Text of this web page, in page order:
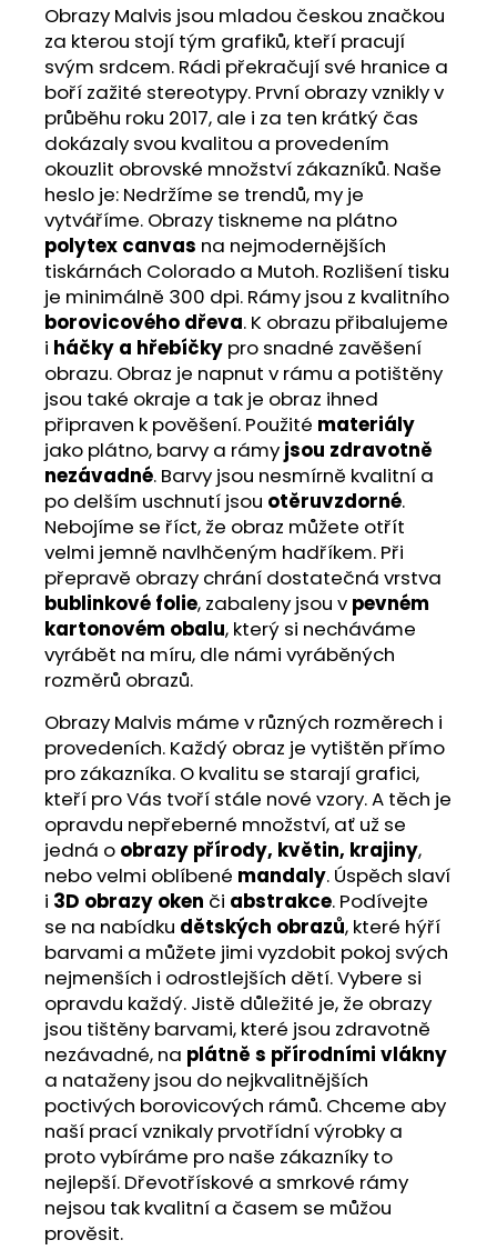
Obrazy Malvis jsou mladou českou značkou
za kterou stojí tým grafiků, kteří pracují
svým srdcem. Rádi překračují své hranice a
boří zažité stereotypy. První obrazy vznikly v
průběhu roku 2017, ale i za ten krátký čas
dokázaly svou kvalitou a provedením
okouzlit obrovské množství zákazníků. Naše
heslo je: Nedržíme se trendů, my je
vytváříme. Obrazy tiskneme na plátno
polytex canvas na nejmodernějších
tiskárnách Colorado a Mutoh. Rozlišení tisku
je minimálně 300 dpi. Rámy jsou z kvalitního
borovicového dřeva. K obrazu přibalujeme
i háčky a hřebíčky pro snadné zavěšení
obrazu. Obraz je napnut v rámu a potištěny
jsou také okraje a tak je obraz ihned
připraven k pověšení. Použité materiály
jako plátno, barvy a rámy jsou zdravotně
nezávadné. Barvy jsou nesmírně kvalitní a
po delším uschnutí jsou otěruvzdorné.
Nebojíme se říct, že obraz můžete otřít
velmi jemně navlhčeným hadříkem. Při
přepravě obrazy chrání dostatečná vrstva
bublinkové folie, zabaleny jsou v pevném
kartonovém obalu, který si necháváme
vyrábět na míru, dle námi vyráběných
rozměrů obrazů.
Obrazy Malvis máme v různých rozměrech i
provedeních. Každý obraz je vytištěn přímo
pro zákazníka. O kvalitu se starají grafici,
kteří pro Vás tvoří stále nové vzory. A těch je
opravdu nepřeberné množství, ať už se
jedná o obrazy přírody, květin, krajiny,
nebo velmi oblíbené mandaly. Úspěch slaví
i 3D obrazy oken či abstrakce. Podívejte
se na nabídku dětských obrazů, které hýří
barvami a můžete jimi vyzdobit pokoj svých
nejmenších i odrostlejších dětí. Vybere si
opravdu každý. Jistě důležité je, že obrazy
jsou tištěny barvami, které jsou zdravotně
nezávadné, na plátně s přírodními vlákny
a nataženy jsou do nejkvalitnějších
poctivých borovicových rámů. Chceme aby
naší prací vznikaly prvotřídní výrobky a
proto vybíráme pro naše zákazníky to
nejlepší. Dřevotřískové a smrkové rámy
nejsou tak kvalitní a časem se můžou
prověsit.